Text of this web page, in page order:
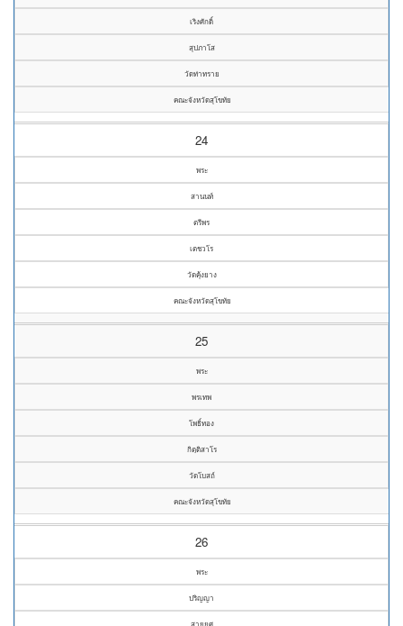
เริงศักดิ์
สุปภาโส
วัดท่าทราย
คณะจังหวัดสุโขทัย
24
พระ
สานนท์
ตรีพร
เตชวโร
วัดคุ้งยาง
คณะจังหวัดสุโขทัย
25
พระ
พรเทพ
โพธิ์ทอง
กิตฺติสาโร
วัดโบสถ์
คณะจังหวัดสุโขทัย
26
พระ
ปริญญา
สายยศ